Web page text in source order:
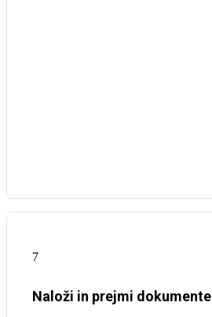
7
Naloži in prejmi dokumente